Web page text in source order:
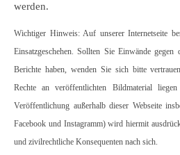
werden.
Wichtiger Hinweis: Auf unserer Internetseite
Einsatzgeschehen. Sollten Sie Einwände
Berichte haben, wenden Sie sich bitte
Rechte an veröffentlichten Bildmaterial
Veröffentlichung außerhalb dieser Webseite
Facebook und Instagramm) wird hiermit
und zivilrechtliche Konsequenten nach sich.